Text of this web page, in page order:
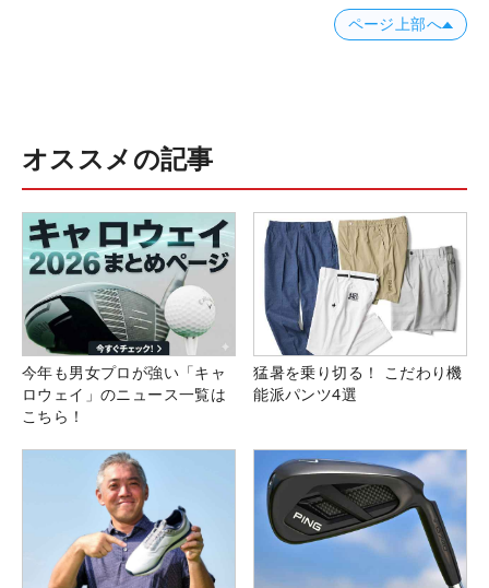
ページ上部へ
オススメの記事
今年も男女プロが強い「キャ
ロウェイ」のニュース一覧は
こちら！
猛暑を乗り切る！ こだわり機
能派パンツ4選